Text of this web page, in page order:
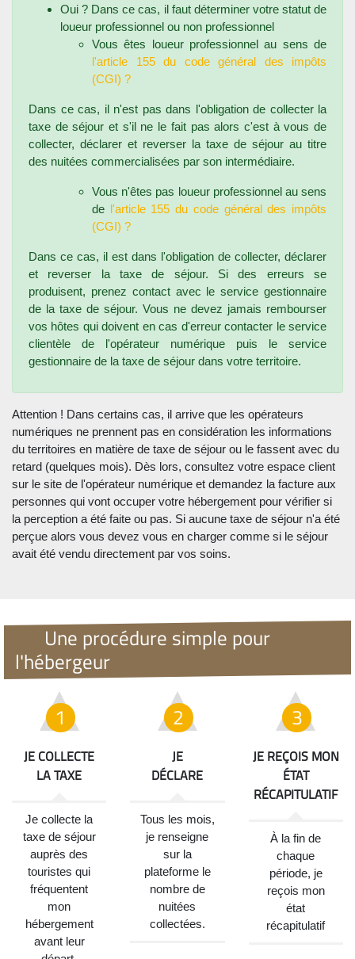
Oui ? Dans ce cas, il faut déterminer votre statut de
loueur professionnel ou non professionnel
Vous êtes loueur professionnel au sens de
l'article 155 du code général des impôts
(CGI) ?
Dans ce cas, il n'est pas dans l'obligation de collecter la
taxe de séjour et s'il ne le fait pas alors c'est à vous de
collecter, déclarer et reverser la taxe de séjour au titre
des nuitées commercialisées par son intermédiaire.
Vous n'êtes pas loueur professionnel au sens
de l'article 155 du code général des impôts
(CGI) ?
Dans ce cas, il est dans l'obligation de collecter, déclarer
et reverser la taxe de séjour. Si des erreurs se
produisent, prenez contact avec le service gestionnaire
de la taxe de séjour. Vous ne devez jamais rembourser
vos hôtes qui doivent en cas d'erreur contacter le service
clientèle de l'opérateur numérique puis le service
gestionnaire de la taxe de séjour dans votre territoire.
Attention ! Dans certains cas, il arrive que les opérateurs
numériques ne prennent pas en considération les informations
du territoires en matière de taxe de séjour ou le fassent avec du
retard (quelques mois). Dès lors, consultez votre espace client
sur le site de l'opérateur numérique et demandez la facture aux
personnes qui vont occuper votre hébergement pour vérifier si
la perception a été faite ou pas. Si aucune taxe de séjour n'a été
perçue alors vous devez vous en charger comme si le séjour
avait été vendu directement par vos soins.
Une procédure simple pour
l'hébergeur
JE COLLECTE
LA TAXE
Je collecte la
taxe de séjour
auprès des
touristes qui
fréquentent
mon
hébergement
avant leur
JE
DÉCLARE
Tous les mois,
je renseigne
sur la
plateforme le
nombre de
nuitées
collectées.
JE REÇOIS MON
ÉTAT
RÉCAPITULATIF
À la fin de
chaque
période, je
reçois mon
état
récapitulatif